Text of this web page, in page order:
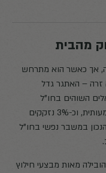
מהבית
אך כאשר הוא מתרחש
– האתגר גדל
מראים כי כ-15% מהישראלים השוהים בחו"ל
לתקופות ממושכות חווים מצוקה נפשית משמעותית, וכ-3% נזקקים
במשבר נפשי בחו"ל
הובילה מאות מבצעי חילוץ